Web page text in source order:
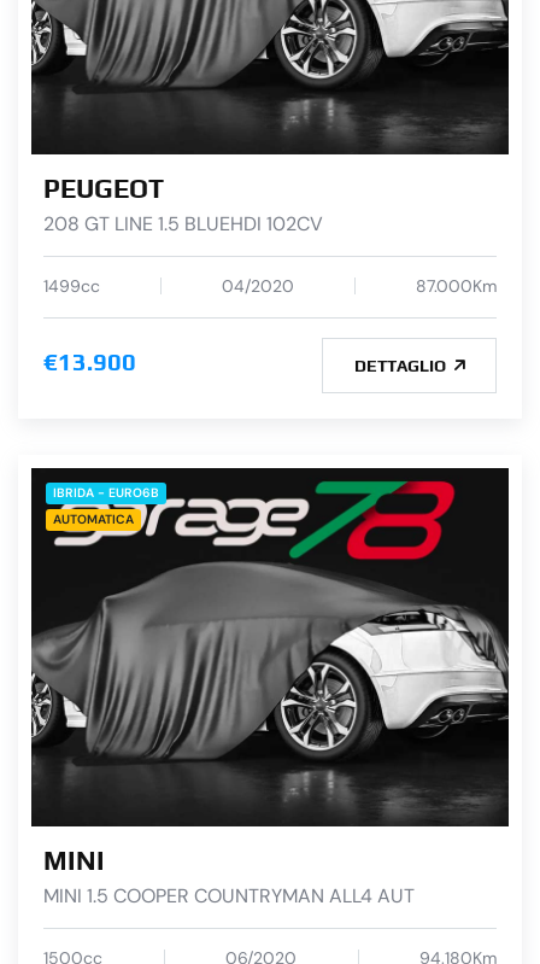
PEUGEOT
208 GT LINE 1.5 BLUEHDI 102CV
1499cc 04/2020 87.000Km
€13.900 DETTAGLIO
IBRIDA - EURO6B
AUTOMATICA
MINI
MINI 1.5 COOPER COUNTRYMAN ALL4 AUT
1500cc 06/2020 94.180Km